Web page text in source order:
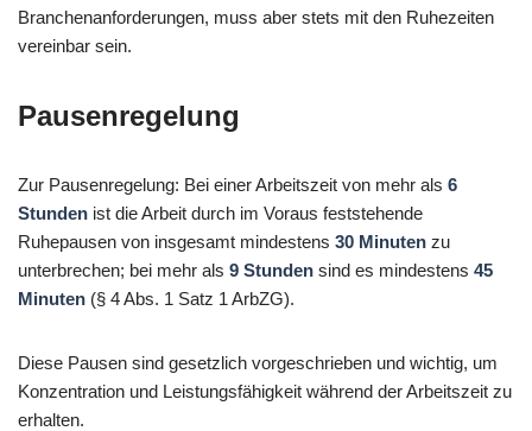
Branchenanforderungen, muss aber stets mit den Ruhezeiten
vereinbar sein.
Pausenregelung
Zur Pausenregelung: Bei einer Arbeitszeit von mehr als 6
Stunden ist die Arbeit durch im Voraus feststehende
Ruhepausen von insgesamt mindestens 30 Minuten zu
unterbrechen; bei mehr als 9 Stunden sind es mindestens 45
Minuten (§ 4 Abs. 1 Satz 1 ArbZG).
Diese Pausen sind gesetzlich vorgeschrieben und wichtig, um
Konzentration und Leistungsfähigkeit während der Arbeitszeit zu
erhalten.